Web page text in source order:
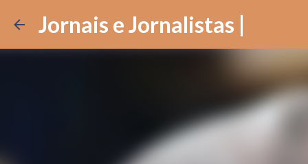
Jornais e Jornalistas |